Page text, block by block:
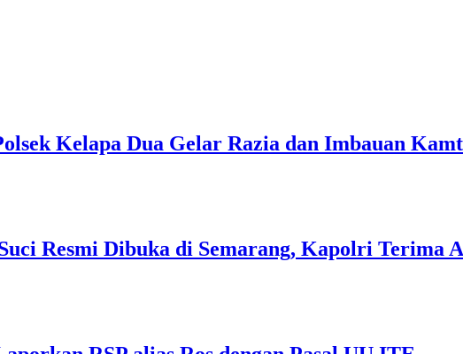
Kelapa Dua Gelar Razia dan Imbauan
Resmi Dibuka di Semarang, Kapolri Terima